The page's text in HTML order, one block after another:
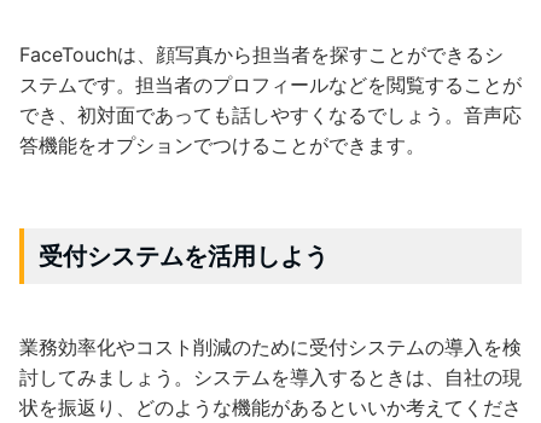
FaceTouchは、顔写真から担当者を探すことができるシ
ステムです。担当者のプロフィールなどを閲覧することが
でき、初対面であっても話しやすくなるでしょう。音声応
答機能をオプションでつけることができます。
受付システムを活用しよう
業務効率化やコスト削減のために受付システムの導入を検
討してみましょう。システムを導入するときは、自社の現
状を振返り、どのような機能があるといいか考えてくださ